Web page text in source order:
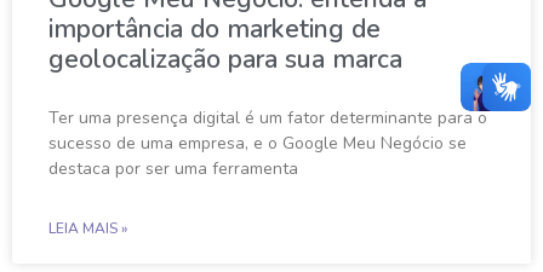
importância do marketing de
geolocalização para sua marca
Ter uma presença digital é um fator determinante para o
sucesso de uma empresa, e o Google Meu Negócio se
destaca por ser uma ferramenta
LEIA MAIS »